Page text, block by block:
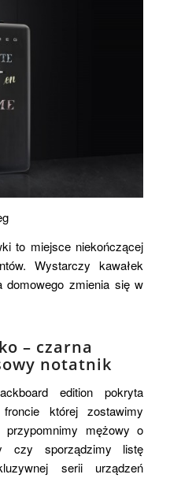
to miejsce niekończącej
Wystarczy kawałek
domowego zmienia się w
– czarna
notatnik
edition pokryta
której zostawimy
przypomnimy mężowy o
czy sporządzimy listę
serii urządzeń